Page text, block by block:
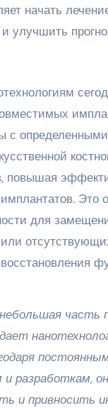
начать
улучшить
с
повышая
Это
для
часть
и разработкам,
и привносить